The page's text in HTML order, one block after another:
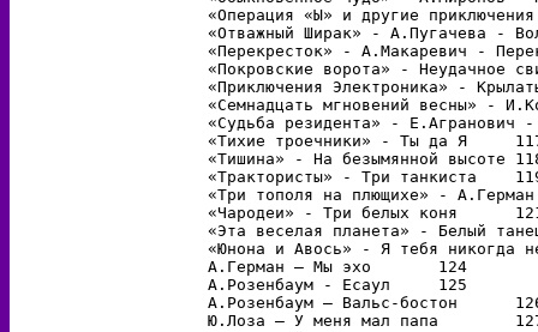
«Операция «Ы» и другие приключения
«Отважный Ширак» - А.Пугачева -
«Перекресток» - А.Макаревич -
«Покровские ворота» - Неудачное
«Приключения Электроника» - Крылатые
«Семнадцать мгновений весны» -
«Судьба резидента» - Е.Агранович -
«Тихие троечники» - Ты да Я	117
«Тишина» - На безымянной высоте	118
«Трактористы» - Три танкиста	119
«Три тополя на плющихе» - А.Герман -
«Чародеи» - Три белых коня	121
«Эта веселая планета» - Белый танец
«Юнона и Авось» - Я тебя никогда не
А.Герман – Мы эхо	124
А.Розенбаум - Есаул	125
А.Розенбаум – Вальс-бостон	126
Ю.Лоза – У меня мал папа	127